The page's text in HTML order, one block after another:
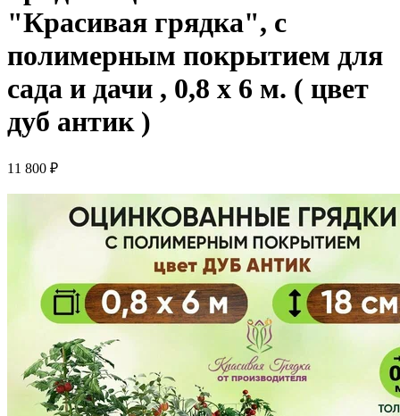
"Красивая грядка", с
полимерным покрытием для
сада и дачи , 0,8 х 6 м. ( цвет
дуб антик )
11 800 ₽